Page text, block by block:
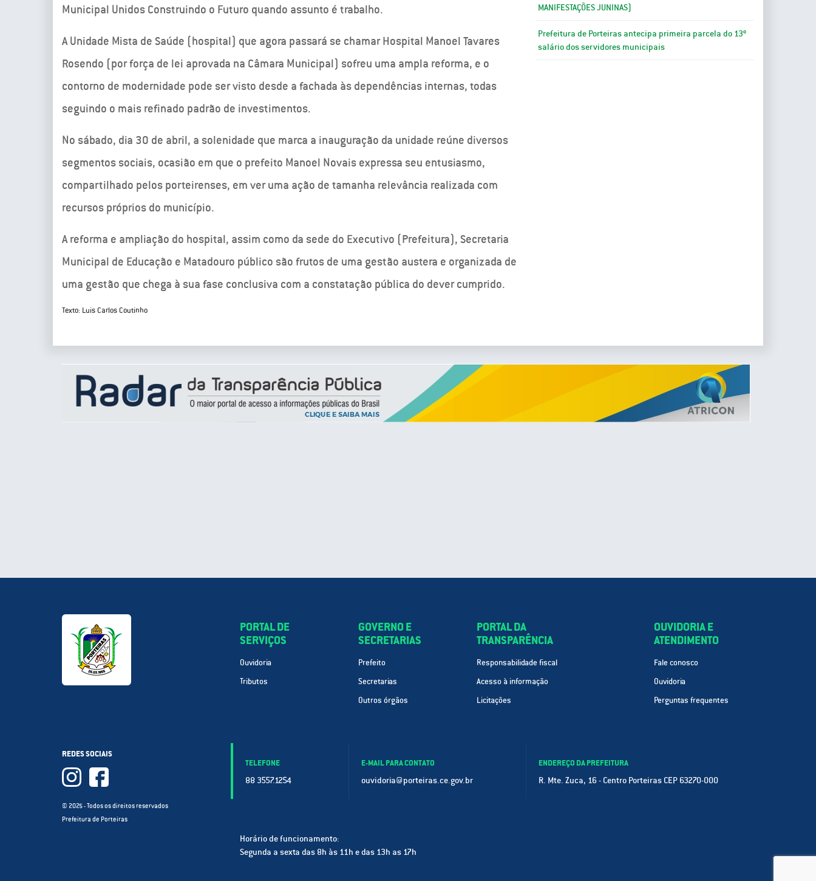
Municipal Unidos Construindo o Futuro quando assunto é trabalho.
A Unidade Mista de Saúde (hospital) que agora passará se chamar Hospital Manoel Tavares
Rosendo (por força de lei aprovada na Câmara Municipal) sofreu uma ampla reforma, e o
contorno de modernidade pode ser visto desde a fachada às dependências internas, todas
seguindo o mais refinado padrão de investimentos.
No sábado, dia 30 de abril, a solenidade que marca a inauguração da unidade reúne diversos
segmentos sociais, ocasião em que o prefeito Manoel Novais expressa seu entusiasmo,
compartilhado pelos porteirenses, em ver uma ação de tamanha relevância realizada com
recursos próprios do município.
A reforma e ampliação do hospital, assim como da sede do Executivo (Prefeitura), Secretaria
Municipal de Educação e Matadouro público são frutos de uma gestão austera e organizada de
uma gestão que chega à sua fase conclusiva com a constatação pública do dever cumprido.
Texto: Luis Carlos Coutinho
MANIFESTAÇÕES JUNINAS)
Prefeitura de Porteiras antecipa primeira parcela do 13º
salário dos servidores municipais
PORTAL DE
SERVIÇOS
Ouvidoria
Tributos
GOVERNO E
SECRETARIAS
Prefeito
Secretarias
Outros órgãos
PORTAL DA
TRANSPARÊNCIA
Responsabilidade fiscal
Acesso à informação
Licitações
OUVIDORIA E
ATENDIMENTO
Fale conosco
Ouvidoria
Perguntas frequentes
REDES SOCIAIS
© 2025 - Todos os direitos reservados
Prefeitura de Porteiras
TELEFONE
88 3557.1254
E-MAIL PARA CONTATO
ouvidoria@porteiras.ce.gov.br
ENDEREÇO DA PREFEITURA
R. Mte. Zuca, 16 - Centro Porteiras CEP 63270-000
Horário de funcionamento:
Segunda a sexta das 8h às 11h e das 13h as 17h